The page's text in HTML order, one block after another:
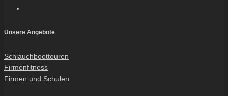
Unsere Angebote
Schlauchboottouren
Firmenfitness
Firmen und Schulen